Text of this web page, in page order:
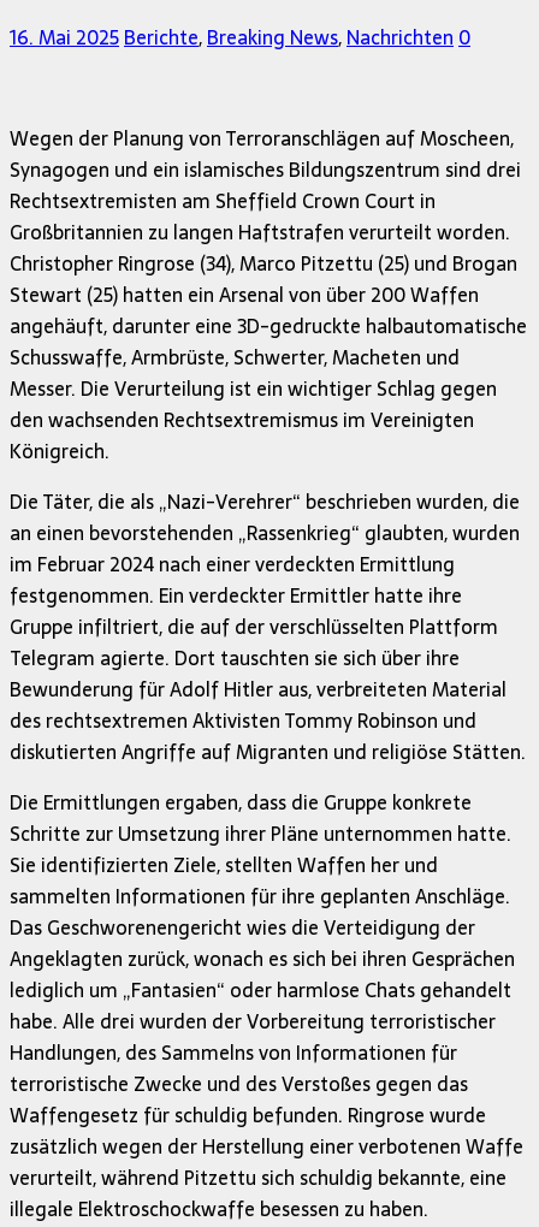
16. Mai 2025Berichte,Breaking News,Nachrichten0
Wegen der Planung von Terroranschlägen auf Moscheen,
Synagogen und ein islamisches Bildungszentrum sind drei
Rechtsextremisten am Sheffield Crown Court in
Großbritannien zu langen Haftstrafen verurteilt worden.
Christopher Ringrose (34), Marco Pitzettu (25) und Brogan
Stewart (25) hatten ein Arsenal von über 200 Waffen
angehäuft, darunter eine 3D-gedruckte halbautomatische
Schusswaffe, Armbrüste, Schwerter, Macheten und
Messer. Die Verurteilung ist ein wichtiger Schlag gegen
den wachsenden Rechtsextremismus im Vereinigten
Königreich.
Die Täter, die als „Nazi-Verehrer“ beschrieben wurden, die
an einen bevorstehenden „Rassenkrieg“ glaubten, wurden
im Februar 2024 nach einer verdeckten Ermittlung
festgenommen. Ein verdeckter Ermittler hatte ihre
Gruppe infiltriert, die auf der verschlüsselten Plattform
Telegram agierte. Dort tauschten sie sich über ihre
Bewunderung für Adolf Hitler aus, verbreiteten Material
des rechtsextremen Aktivisten Tommy Robinson und
diskutierten Angriffe auf Migranten und religiöse Stätten.
Die Ermittlungen ergaben, dass die Gruppe konkrete
Schritte zur Umsetzung ihrer Pläne unternommen hatte.
Sie identifizierten Ziele, stellten Waffen her und
sammelten Informationen für ihre geplanten Anschläge.
Das Geschworenengericht wies die Verteidigung der
Angeklagten zurück, wonach es sich bei ihren Gesprächen
lediglich um „Fantasien“ oder harmlose Chats gehandelt
habe. Alle drei wurden der Vorbereitung terroristischer
Handlungen, des Sammelns von Informationen für
terroristische Zwecke und des Verstoßes gegen das
Waffengesetz für schuldig befunden. Ringrose wurde
zusätzlich wegen der Herstellung einer verbotenen Waffe
verurteilt, während Pitzettu sich schuldig bekannte, eine
illegale Elektroschockwaffe besessen zu haben.